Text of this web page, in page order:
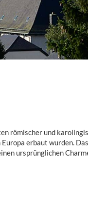
römischer und
erbaut wurden.
ursprünglichen